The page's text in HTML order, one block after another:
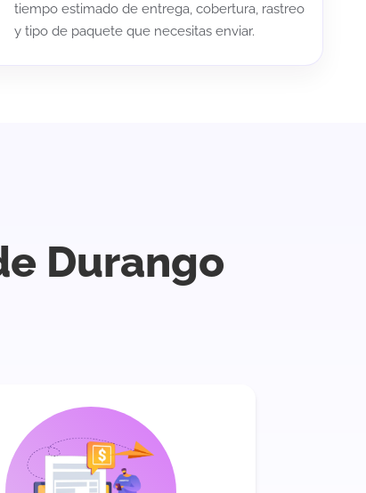
tiempo estimado de entrega, cobertura, rastreo
y tipo de paquete que necesitas enviar.
Durango